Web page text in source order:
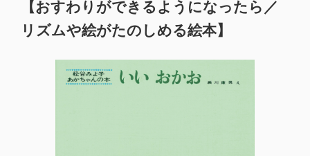
【おすわりができるようになったら／
リズムや絵がたのしめる絵本】